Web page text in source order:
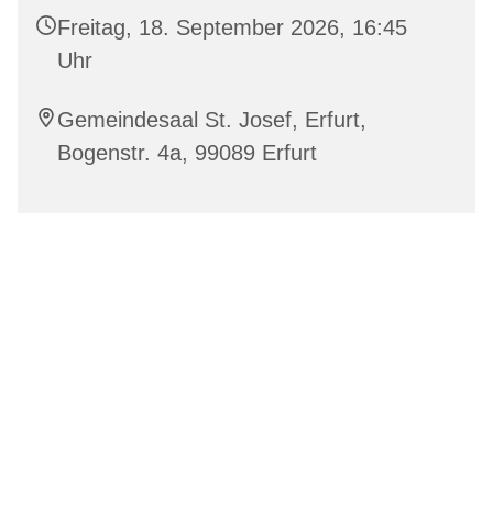
Freitag, 18. September 2026, 16:45
Uhr
Gemeindesaal St. Josef, Erfurt,
Bogenstr. 4a, 99089 Erfurt